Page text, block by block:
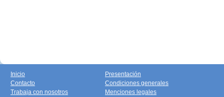
Inicio
Contacto
Trabaja con nosotros
Presentación
Condiciones generales
Menciones legales